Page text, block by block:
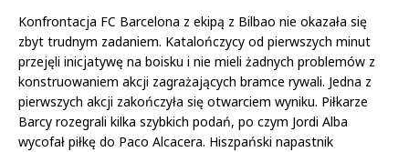
Konfrontacja FC Barcelona z ekipą z Bilbao nie okazała się
zbyt trudnym zadaniem. Katalończycy od pierwszych minut
przejęli inicjatywę na boisku i nie mieli żadnych problemów z
konstruowaniem akcji zagrażających bramce rywali. Jedna z
pierwszych akcji zakończyła się otwarciem wyniku. Piłkarze
Barcy rozegrali kilka szybkich podań, po czym Jordi Alba
wycofał piłkę do Paco Alcacera. Hiszpański napastnik